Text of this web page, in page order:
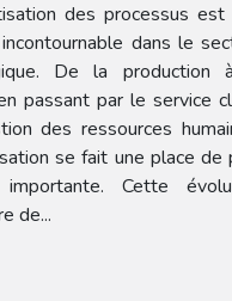
avec
Make
des processus est
dans le
De la production
passant par le service
des ressources
se fait une place de
Cette
de...